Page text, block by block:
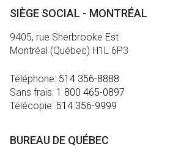
SIÈGE SOCIAL - MONTRÉAL
9405, rue Sherbrooke Est
Montréal (Québec) H1L 6P3
Téléphone: 514 356-8888
Sans frais: 1 800 465-0897
Télécopie: 514 356-9999
BUREAU DE QUÉBEC